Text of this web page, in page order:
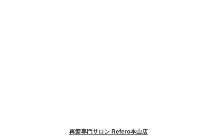
再髪専門サロン Refero本山店